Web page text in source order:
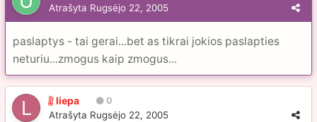
Atrašyta Rugsėjo 22, 2005
paslaptys - tai gerai...bet as tikrai jokios paslapties
neturiu...zmogus kaip zmogus...
liepa 0
Atrašyta Rugsėjo 22, 2005